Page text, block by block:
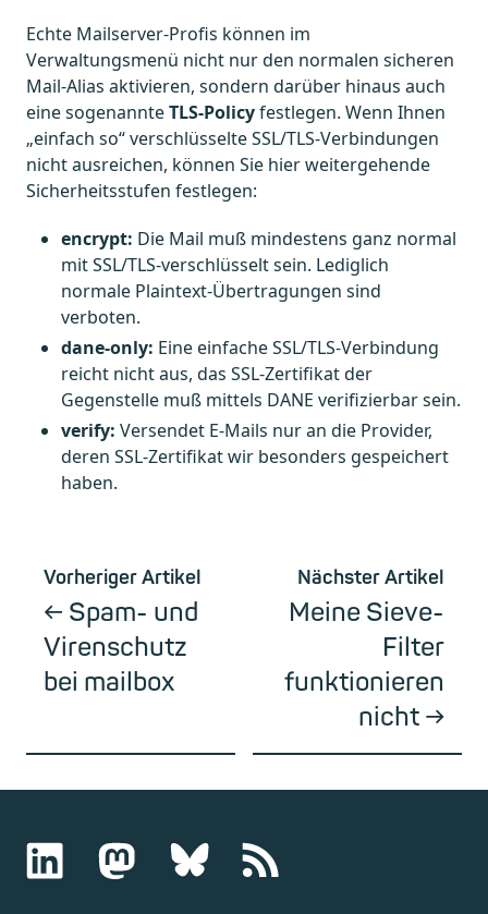
Echte Mailserver-Profis können im
Verwaltungsmenü nicht nur den normalen sicheren
Mail-Alias aktivieren, sondern darüber hinaus auch
eine sogenannteTLS-Policyfestlegen. Wenn Ihnen
„einfach so“ verschlüsselte SSL/TLS-Verbindungen
nicht ausreichen, können Sie hier weitergehende
Sicherheitsstufen festlegen:
encrypt: Die Mail muß mindestens ganz normal
mit SSL/TLS-verschlüsselt sein. Lediglich
normale Plaintext-Übertragungen sind
verboten.
dane-only: Eine einfache SSL/TLS-Verbindung
reicht nicht aus, das SSL-Zertifikat der
Gegenstelle muß mittels DANE verifizierbar sein.
verify: Versendet E-Mails nur an die Provider,
deren SSL-Zertifikat wir besonders gespeichert
haben.
Vorheriger Artikel
Spam- und
Virenschutz
bei mailbox
Nächster Artikel
Meine Sieve-
Filter
funktionieren
nicht